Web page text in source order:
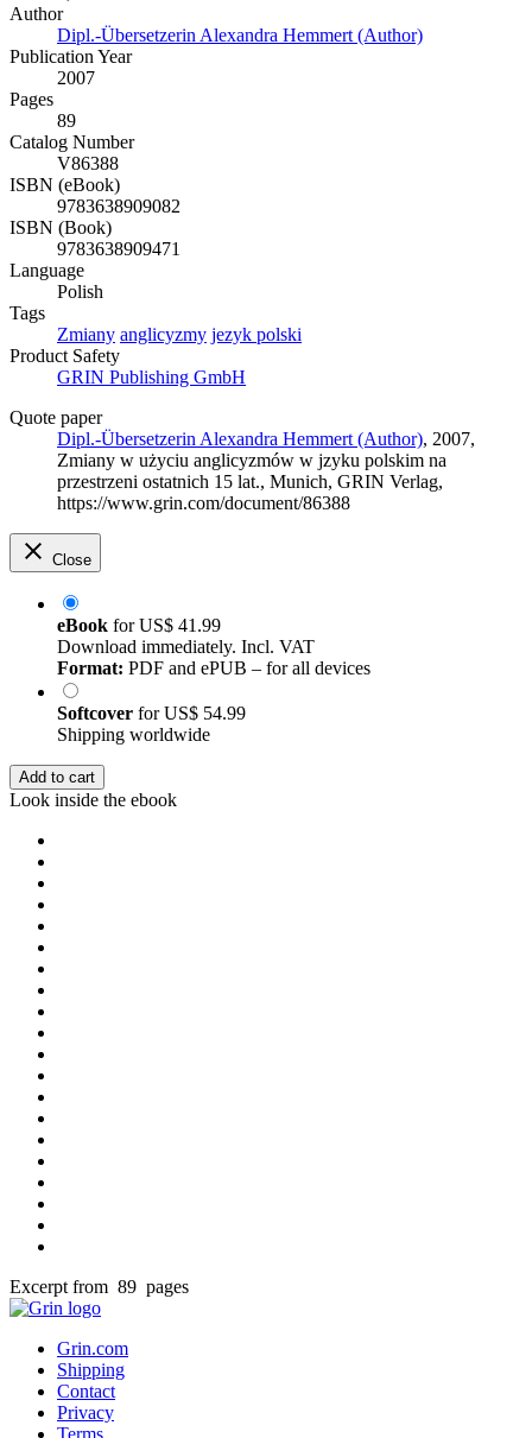
Author
Dipl.-Übersetzerin Alexandra Hemmert (Author)
Publication Year
2007
Pages
89
Catalog Number
V86388
ISBN (eBook)
9783638909082
ISBN (Book)
9783638909471
Language
Polish
Tags
Zmiany anglicyzmy jezyk polski
Product Safety
GRIN Publishing GmbH
Quote paper
Dipl.-Übersetzerin Alexandra Hemmert (Author), 2007,
Zmiany w użyciu anglicyzmów w jzyku polskim na
przestrzeni ostatnich 15 lat., Munich, GRIN Verlag,
https://www.grin.com/document/86388
Close
eBook forUS$ 41.99
Download immediately. Incl. VAT
Format: PDF and ePUB – for all devices
Softcover forUS$ 54.99
Shipping worldwide
Add to cart
Look inside the ebook
Excerpt from 89 pages
Grin.com
Shipping
Contact
Privacy
Terms